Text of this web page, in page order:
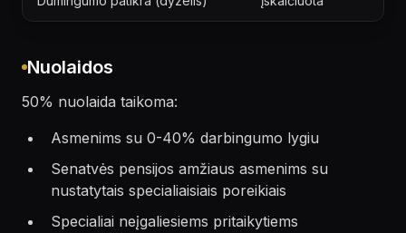
Nuolaidos
50% nuolaida taikoma:
Asmenims su 0-40% darbingumo lygiu
Senatvės pensijos amžiaus asmenims su
nustatytais specialiaisiais poreikiais
Specialiai neįgaliesiems pritaikytiems